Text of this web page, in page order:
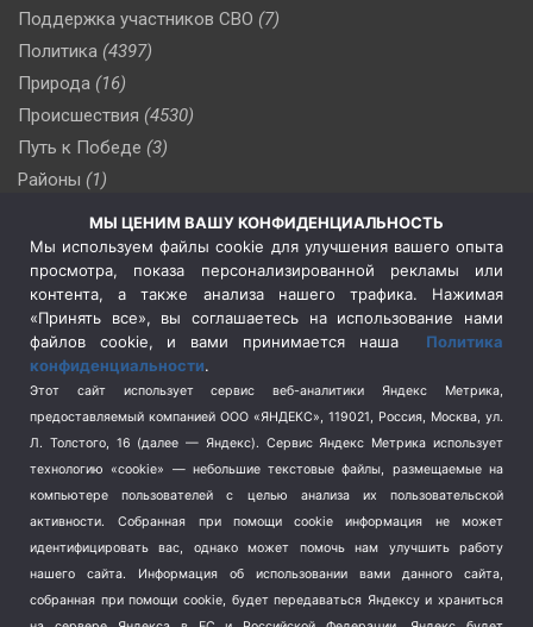
Поддержка участников СВО (7)
Политика (4397)
Природа (16)
Происшествия (4530)
Путь к Победе (3)
Районы (1)
(510)
Сельское хозяйство (3)
Социальная политика
(3)
Спецоперация в Украине
Спецоперация на Украине
(404)
Спорт (740)
Терроризм (1)
Транспорт (262)
Туризм (178)
Флот (76)
Школа и спорт (2)
МЫ ЦЕНИМ ВАШУ КОНФИДЕНЦИАЛЬНОСТЬ
Мы используем файлы cookie для улучшения вашего опыта
просмотра, показа персонализированной рекламы или
контента, а также анализа нашего трафика. Нажимая
«Принять все», вы соглашаетесь на использование нами
файлов cookie, и вами принимается наша Политика
конфиденциальности.
Этот сайт использует сервис веб-аналитики Яндекс Метрика,
предоставляемый компанией ООО «ЯНДЕКС», 119021, Россия, Москва, ул.
Л. Толстого, 16 (далее — Яндекс). Сервис Яндекс Метрика использует
технологию «cookie» — небольшие текстовые файлы, размещаемые на
компьютере пользователей с целью анализа их пользовательской
активности.
Собранная при помощи cookie информация не может
идентифицировать вас, однако может помочь нам улучшить работу
нашего сайта. Информация об использовании вами данного сайта,
собранная при помощи cookie, будет передаваться Яндексу и храниться